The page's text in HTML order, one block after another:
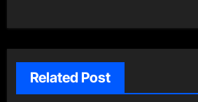
Related Post